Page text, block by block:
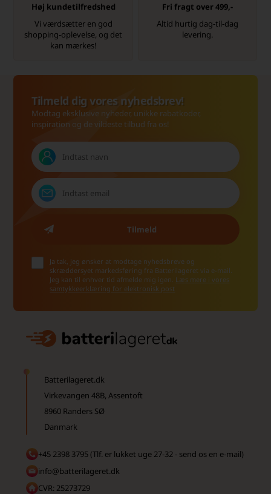
Høj kundetilfredshed
Vi værdsætter en god
shopping-oplevelse, og det
kan mærkes!
Fri fragt over 499,-
Altid hurtig dag-til-dag
levering.
Tilmeld dig vores nyhedsbrev!
Modtag eksklusive nyheder, unikke rabatkoder,
inspiration og de vildeste tilbud fra os!
Ja tak, jeg ønsker at modtage nyhedsbreve og
skræddersyet markedsføring fra Batterilageret via e-mail.
Jeg kan til enhver tid afmelde mig igen. Læs mere i vores
samtykkeerklæring for elektronisk post
Batterilageret.dk
Virkevangen 48B, Assentoft
8960 Randers SØ
Danmark
+45 2398 3795 (Tlf. er lukket uge 27-32 - send os en e-mail)
info@batterilageret.dk
CVR: 25273729